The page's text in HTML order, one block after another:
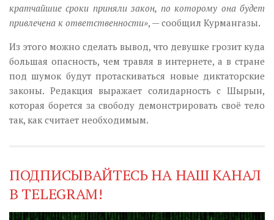
кратчайшие сроки приняли закон, по которому она будет
привлечена к ответственности», — сообщил Курмангазы.
Из этого можно сделать вывод, что девушке грозит куда
большая опасность, чем травля в интернете, а в стране
под шумок будут протаскиваться новые диктаторские
законы. Редакция выражает солидарность с Шырын,
которая борется за свободу демонстрировать своё тело
так, как считает необходимым.
ПОДПИСЫВАЙТЕСЬ НА НАШ КАНАЛ
В TELEGRAM!